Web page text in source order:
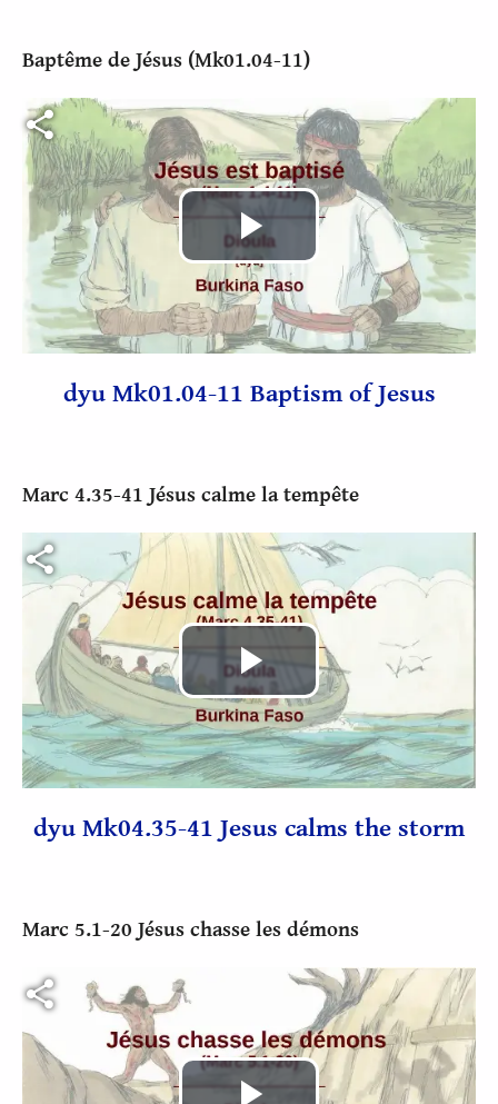
Baptême de Jésus (Mk01.04-11)
Fichier vidéo
Lire
la
vidéo
dyu Mk01.04-11 Baptism of Jesus
Marc 4.35-41 Jésus calme la tempête
Fichier vidéo
Lire
la
vidéo
dyu Mk04.35-41 Jesus calms the storm
Marc 5.1-20 Jésus chasse les démons
Fichier vidéo